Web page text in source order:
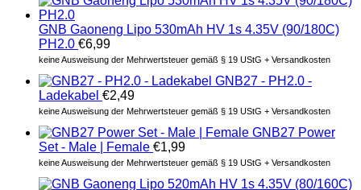
GNB Gaoneng Lipo 530mAh HV 1s 4.35V (90/180C)
PH2.0 €6,99
keine Ausweisung der Mehrwertsteuer gemäß § 19 UStG + Versandkosten
GNB27 - PH2.0 -
Ladekabel €2,49
keine Ausweisung der Mehrwertsteuer gemäß § 19 UStG + Versandkosten
GNB27 Power
Set - Male | Female €1,99
keine Ausweisung der Mehrwertsteuer gemäß § 19 UStG + Versandkosten